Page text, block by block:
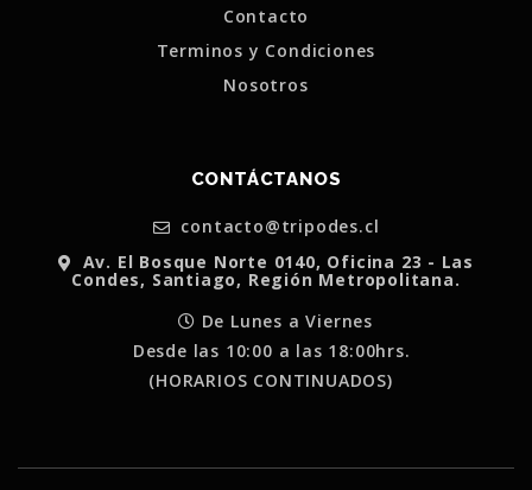
Contacto
Terminos y Condiciones
Nosotros
CONTÁCTANOS
contacto@tripodes.cl
Av. El Bosque Norte 0140, Oficina 23 - Las
Condes, Santiago, Región Metropolitana.
De Lunes a Viernes
Desde las 10:00 a las 18:00hrs.
(HORARIOS CONTINUADOS)